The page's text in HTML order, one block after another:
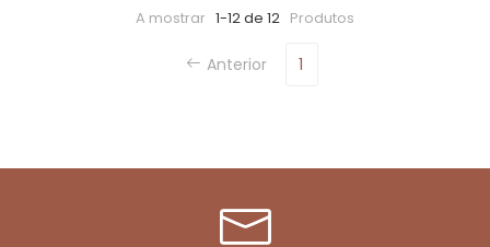
A mostrar 1-12 de 12 Produtos
Anterior 1